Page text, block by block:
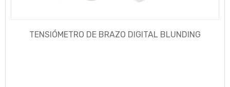
TENSIÓMETRO DE BRAZO DIGITAL BLUNDING